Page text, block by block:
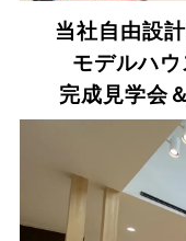
当社自由設
モデルハ
完成見学会